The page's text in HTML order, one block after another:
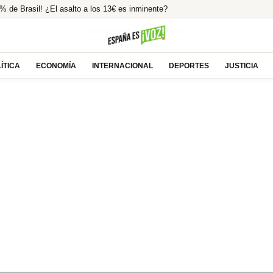
de Brasil! ¿El asalto a los 13€ es inminente?
Oculto! Su Pasión Ecuestre Te Dejará
ilegal tras la condena a Ábalos
ante las esperanzas de acuerdo entre EEUU
ECONOMÍA INTERNACIONAL DEPORTES JUSTICIA